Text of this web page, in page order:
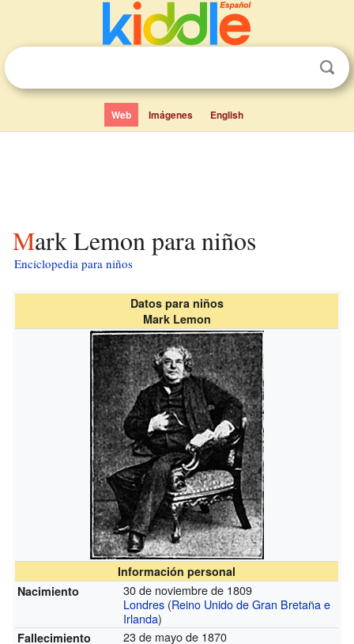
Web Imágenes English
Mark Lemon para niños
Enciclopedia para niños
Datos para niños
Mark Lemon
Información personal
Nacimiento
30 de noviembre de 1809
Londres (Reino Unido de Gran Bretaña e
Irlanda)
Fallecimiento
23 de mayo de 1870